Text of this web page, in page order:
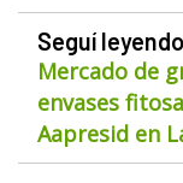
Seguí leyendo
Mercado de
envases
Aapresid en